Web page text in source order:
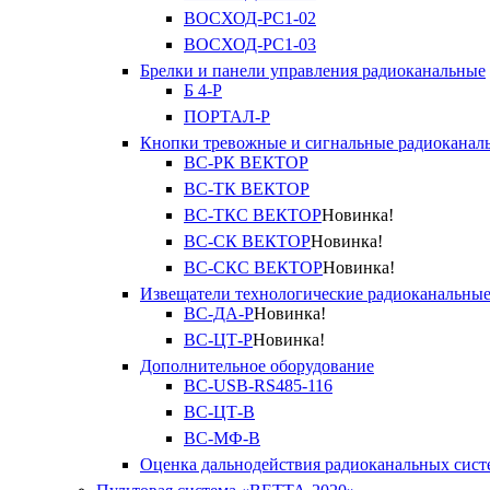
ВОСХОД-РС1-02
ВОСХОД-РС1-03
Брелки и панели управления радиоканальные
Б 4-Р
ПОРТАЛ-Р
Кнопки тревожные и сигнальные
ВС-РК ВЕКТОР
ВС-ТК ВЕКТОР
ВС-ТКС ВЕКТОРНовинка!
ВС-СК ВЕКТОРНовинка!
ВС-СКС ВЕКТОРНовинка!
Извещатели технологические радиоканальные
ВС-ДА-РНовинка!
ВС-ЦТ-РНовинка!
Дополнительное оборудование
ВС-USB-RS485-116
ВС-ЦТ-В
ВС-МФ-В
Оценка дальнодействия радиоканальных